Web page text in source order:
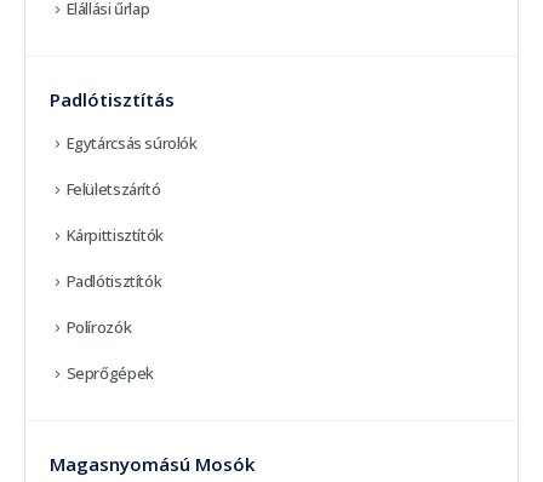
Elállási űrlap
Padlótisztítás
Egytárcsás súrolók
Felületszárító
Kárpittisztítók
Padlótisztítók
Polírozók
Seprőgépek
Magasnyomású Mosók